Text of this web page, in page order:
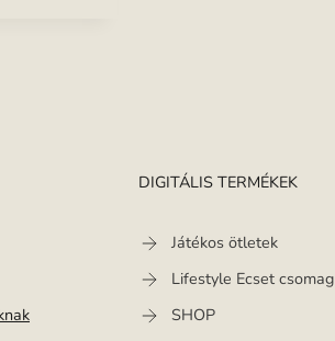
DIGITÁLIS TERMÉKEK
Játékos ötletek
Lifestyle Ecset csomag
SHOP